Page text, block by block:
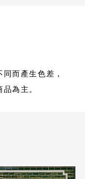
而產生色差，
為主。